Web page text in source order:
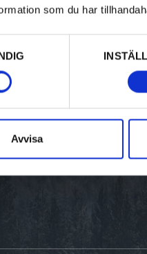
som du har
Avvisa
Mat & dryck
Design &